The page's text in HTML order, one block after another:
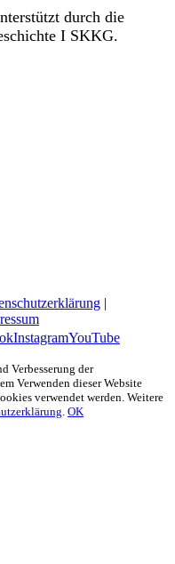
durch die
I SKKG.
|
InstagramYouTube
Verbesserung der
Verwenden dieser Website
verwendet werden. Weitere
OK